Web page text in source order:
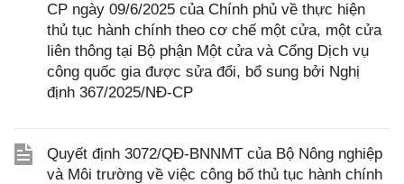
CP ngày 09/6/2025 của Chính phủ về thực hiện
thủ tục hành chính theo cơ chế một cửa, một cửa
liên thông tại Bộ phận Một cửa và Cổng Dịch vụ
công quốc gia được sửa đổi, bổ sung bởi Nghị
định 367/2025/NĐ-CP
Quyết định 3072/QĐ-BNNMT của Bộ Nông nghiệp
và Môi trường về việc công bố thủ tục hành chính